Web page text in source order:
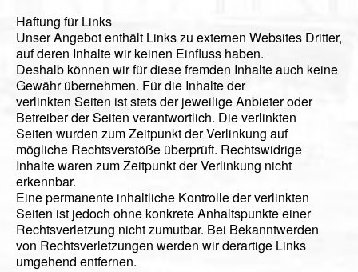
Haftung für Links
Unser Angebot enthält Links zu externen Websites Dritter,
auf deren Inhalte wir keinen Einfluss haben.
Deshalb können wir für diese fremden Inhalte auch keine
Gewähr übernehmen. Für die Inhalte der
verlinkten Seiten ist stets der jeweilige Anbieter oder
Betreiber der Seiten verantwortlich. Die verlinkten
Seiten wurden zum Zeitpunkt der Verlinkung auf
mögliche Rechtsverstöße überprüft. Rechtswidrige
Inhalte waren zum Zeitpunkt der Verlinkung nicht
erkennbar.
Eine permanente inhaltliche Kontrolle der verlinkten
Seiten ist jedoch ohne konkrete Anhaltspunkte einer
Rechtsverletzung nicht zumutbar. Bei Bekanntwerden
von Rechtsverletzungen werden wir derartige Links
umgehend entfernen.